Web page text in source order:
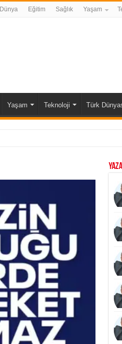
Dünya Eğitim Sağlık Yaşam
Yaşam Teknoloji Türk